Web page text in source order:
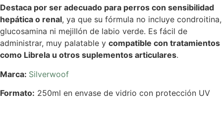
Destaca por ser adecuado para perros con sensibilidad
hepática o renal, ya que su fórmula no incluye condroitina,
glucosamina ni mejillón de labio verde. Es fácil de
administrar, muy palatable y compatible con tratamientos
como Librela u otros suplementos articulares.
Marca: Silverwoof
Formato: 250ml en envase de vidrio con protección UV